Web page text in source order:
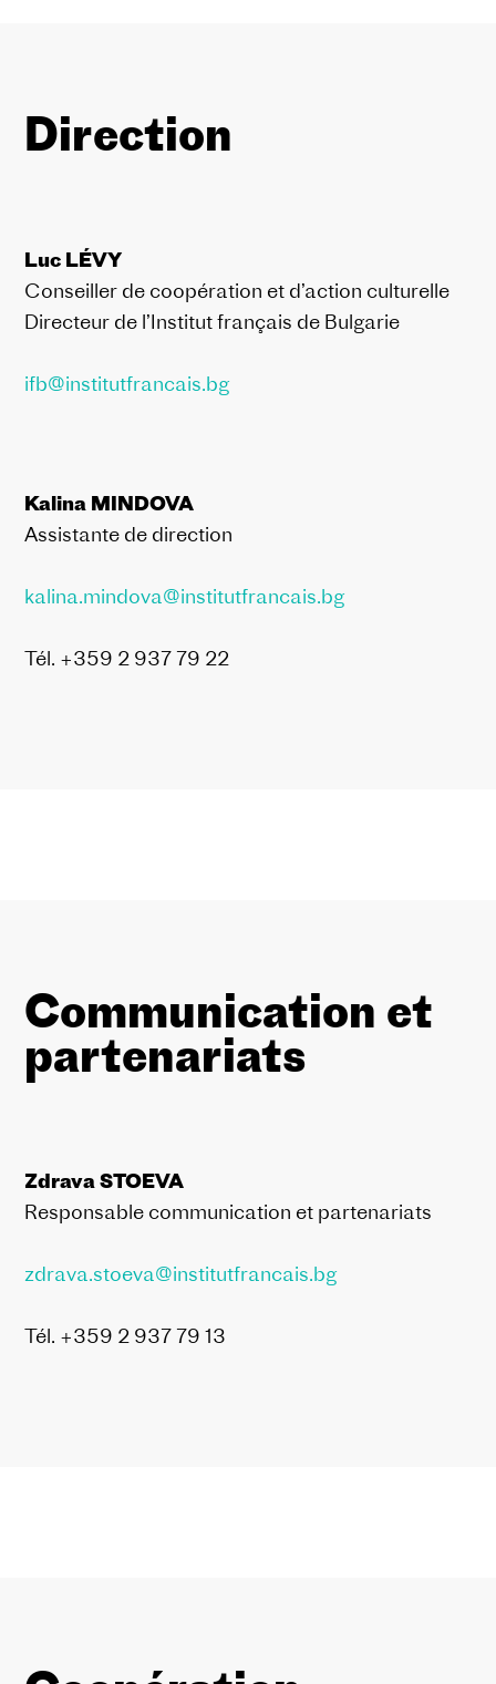
Direction
Luc LÉVY
Conseiller de coopération et d’action culturelle
Directeur de l’Institut français de Bulgarie
ifb@institutfrancais.bg
Kalina MINDOVA
Assistante de direction
kalina.mindova@institutfrancais.bg
Tél. +359 2 937 79 22
Communication et
partenariats
Zdrava STOEVA
Responsable communication et partenariats
zdrava.stoeva@institutfrancais.bg
Tél. +359 2 937 79 13